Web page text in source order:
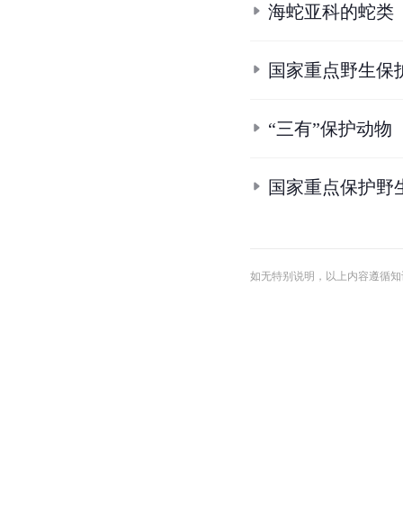
海蛇亚科的蛇类
国家重点野生保
“三有”保护动物
国家重点保护野
如无特别说明，以上内容遵循